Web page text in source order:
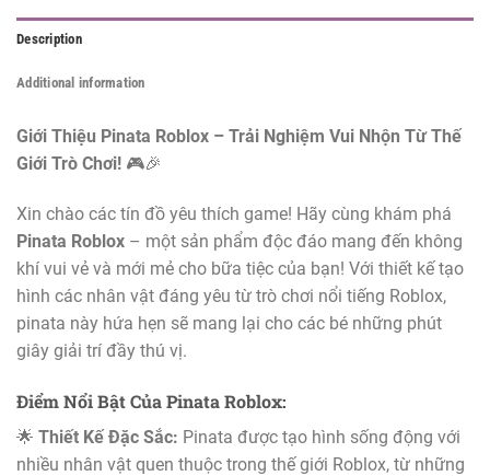
Description
Additional information
Giới Thiệu Pinata Roblox – Trải Nghiệm Vui Nhộn Từ Thế
Giới Trò Chơi! 🎮🎉
Xin chào các tín đồ yêu thích game! Hãy cùng khám phá
Pinata Roblox – một sản phẩm độc đáo mang đến không
khí vui vẻ và mới mẻ cho bữa tiệc của bạn! Với thiết kế tạo
hình các nhân vật đáng yêu từ trò chơi nổi tiếng Roblox,
pinata này hứa hẹn sẽ mang lại cho các bé những phút
giây giải trí đầy thú vị.
Điểm Nổi Bật Của Pinata Roblox:
🌟 Thiết Kế Đặc Sắc: Pinata được tạo hình sống động với
nhiều nhân vật quen thuộc trong thế giới Roblox, từ những